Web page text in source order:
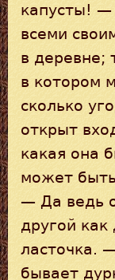
капусты! —
всеми
в деревне;
в котором
сколько
открыт
какая она
может
— Да ведь
другой
ласточка.
бывает